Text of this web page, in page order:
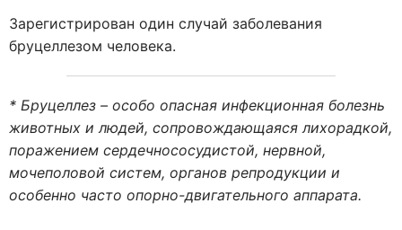
Зарегистрирован один случай заболевания
бруцеллезом человека.
* Бруцеллез – особо опасная инфекционная болезнь
животных и людей, сопровождающаяся лихорадкой,
поражением сердечнососудистой, нервной,
мочеполовой систем, органов репродукции и
особенно часто опорно-двигательного аппарата.